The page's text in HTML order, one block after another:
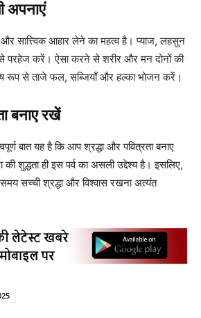
अपनाएं
सात्त्विक आहार लेने का महत्व है। प्याज, लहसुन
से परहेज करें। ऐसा करने से शरीर और मन दोनों की
रूप से ताजे फल, सब्जियाँ और हल्का भोजन करें।
बनाए रखें
बात यह है कि आप श्रद्धा और पवित्रता बनाए
ही इस पर्व का असली उद्देश्य है। इसलिए,
सच्ची श्रद्धा और विश्वास रखना अत्यंत